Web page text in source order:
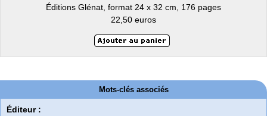
Éditions Glénat, format 24 x 32 cm, 176 pages
22,50 euros
Mots-clés associés
Éditeur :